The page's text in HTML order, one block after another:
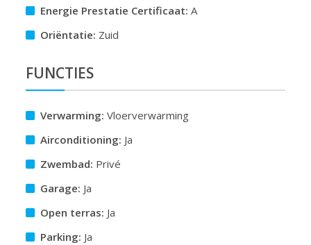
Energie Prestatie Certificaat: A
Oriëntatie: Zuid
FUNCTIES
Verwarming: Vloerverwarming
Airconditioning: Ja
Zwembad: Privé
Garage: Ja
Open terras: Ja
Parking: Ja